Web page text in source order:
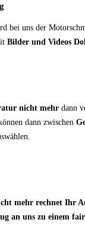
bei uns der
Bilder und Videos
nicht mehr dann
dann zwischen
mehr rechnet Ihr
an uns zu einem